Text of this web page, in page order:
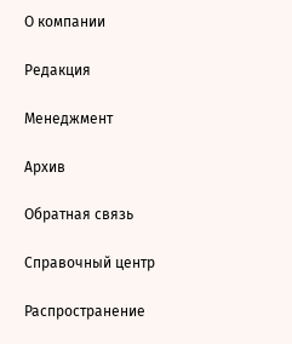
О компании
Редакция
Менеджмент
Архив
Обратная связь
Справочный центр
Распространение